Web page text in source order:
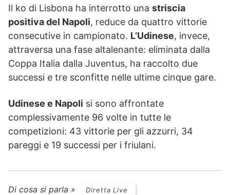
Il ko di Lisbona ha interrotto una striscia
positiva del Napoli, reduce da quattro vittorie
consecutive in campionato. L’Udinese, invece,
attraversa una fase altalenante: eliminata dalla
Coppa Italia dalla Juventus, ha raccolto due
successi e tre sconfitte nelle ultime cinque gare.
Udinese e Napoli si sono affrontate
complessivamente 96 volte in tutte le
competizioni: 43 vittorie per gli azzurri, 34
pareggi e 19 successi per i friulani.
Di cosa si parla » Diretta Live